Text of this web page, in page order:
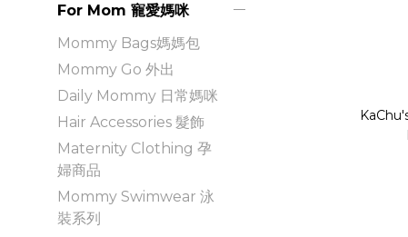
For Mom 寵愛媽咪
Mommy Bags媽媽包
Mommy Go 外出
Daily Mommy 日常媽咪
Hair Accessories 髮飾
Maternity Clothing 孕
婦商品
Mommy Swimwear 泳
裝系列